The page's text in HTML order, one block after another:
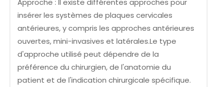
Approche : Il existe différentes approches pour
insérer les systèmes de plaques cervicales
antérieures, y compris les approches antérieures
ouvertes, mini-invasives et latérales.Le type
d'approche utilisé peut dépendre de la
préférence du chirurgien, de l'anatomie du
patient et de l'indication chirurgicale spécifique.